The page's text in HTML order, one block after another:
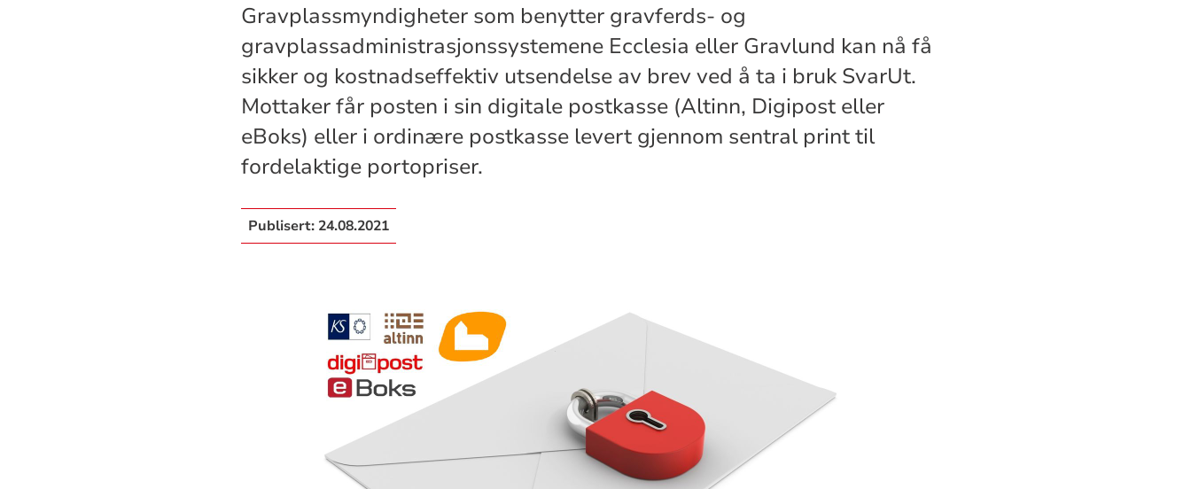
Gravplassmyndigheter som benytter gravferds- og
gravplassadministrasjonssystemene Ecclesia eller Gravlund kan nå få
sikker og kostnadseffektiv utsendelse av brev ved å ta i bruk SvarUt.
Mottaker får posten i sin digitale postkasse (Altinn, Digipost eller
eBoks) eller i ordinære postkasse levert gjennom sentral print til
fordelaktige portopriser.
Publisert: 24.08.2021